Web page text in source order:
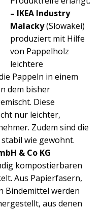
– IKEA Industry
Malacky(Slowakei)
produziert mit Hilfe
von Pappelholz
leichtere
Pappeln in einem
dem bisher
Diese
nur leichter,
Zudem sind die
wie gewohnt.
& Co KG
kompostierbaren
Aus Papierfasern,
Bindemittel werden
aus denen